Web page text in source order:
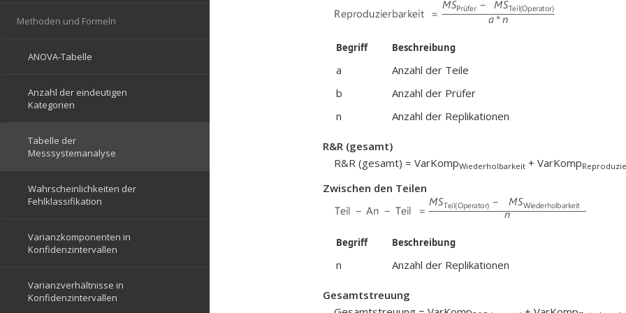
Begriff Beschreibung
a
Anzahl der Teile
b
Anzahl der Prüfer
n
Anzahl der Replikationen
R&R (gesamt)
R&R (gesamt) = VarKompWiederholbarkeit + VarKomp
Zwischen den Teilen
Begriff Beschreibung
n Anzahl der Replikationen
Gesamtstreuung